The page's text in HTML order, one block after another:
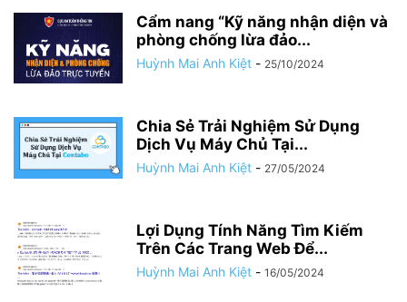
Cẩm nang “Kỹ năng nhận diện và
phòng chống lừa đảo...
Huỳnh Mai Anh Kiệt - 25/10/2024
Chia Sẻ Trải Nghiệm Sử Dụng
Dịch Vụ Máy Chủ Tại...
Huỳnh Mai Anh Kiệt - 27/05/2024
Lợi Dụng Tính Năng Tìm Kiếm
Trên Các Trang Web Để...
Huỳnh Mai Anh Kiệt - 16/05/2024